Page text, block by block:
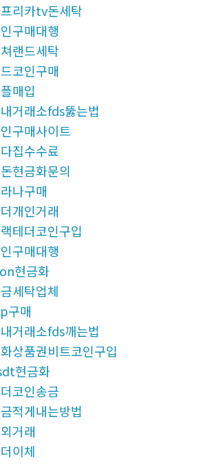
리카tv돈세탁
구매대행
랜드세탁
코인구매
매입
거래소fds뚫는법
구매사이트
집수수료
현금화문의
나구매
개인거래
테더코인구입
구매대행
현금화
세탁업체
구매
거래소fds깨는법
상품권비트코인구입
현금화
코인송금
적게내는방법
거래
이체